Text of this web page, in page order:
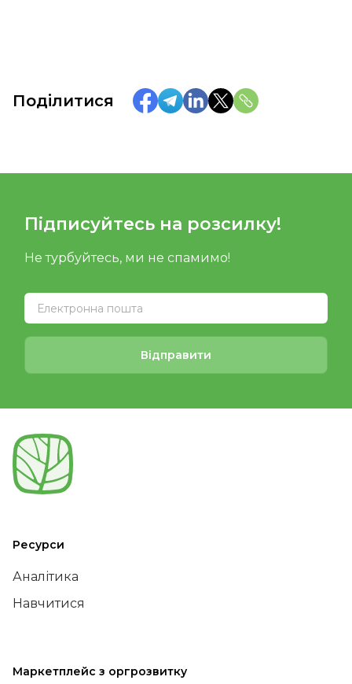
Поділитися
Підписуйтесь на розсилку!
Не турбуйтесь, ми не спамимо!
Відправити
Ресурси
Аналітика
Навчитися
Маркетплейс з оргрозвитку